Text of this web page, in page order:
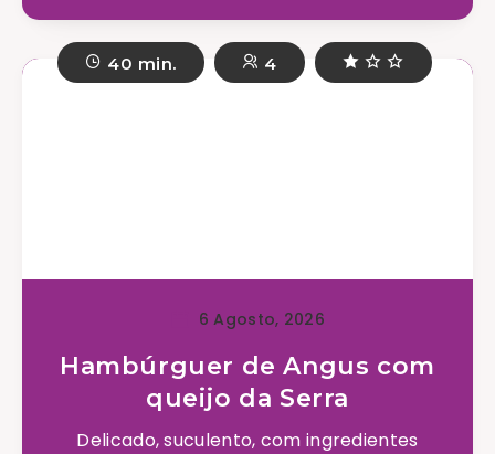
40 min. 4
6 Agosto, 2026
Hambúrguer de Angus com
queijo da Serra
Delicado, suculento, com ingredientes